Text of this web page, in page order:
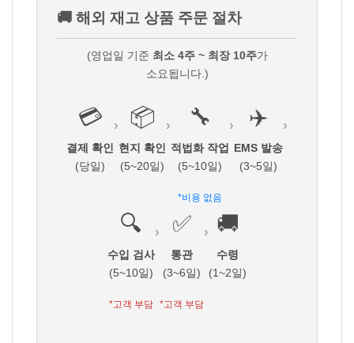
🚚 해외 재고 상품 주문 절차
(영업일 기준 최소 4주 ~ 최장 10주가
소요됩니다.)
💳
결제 확인
(당일)
› 📦
현지 확인
(5~20일)
› 🔧
적법화 작업
(5~10일)
*비용 없음
› ✈️
EMS 발송
(3~5일)
›
🔍
수입 검사
(5~10일)
*고객 부담
› ✅
통관
(3~6일)
*고객 부담
› 🚚
수령
(1~2일)